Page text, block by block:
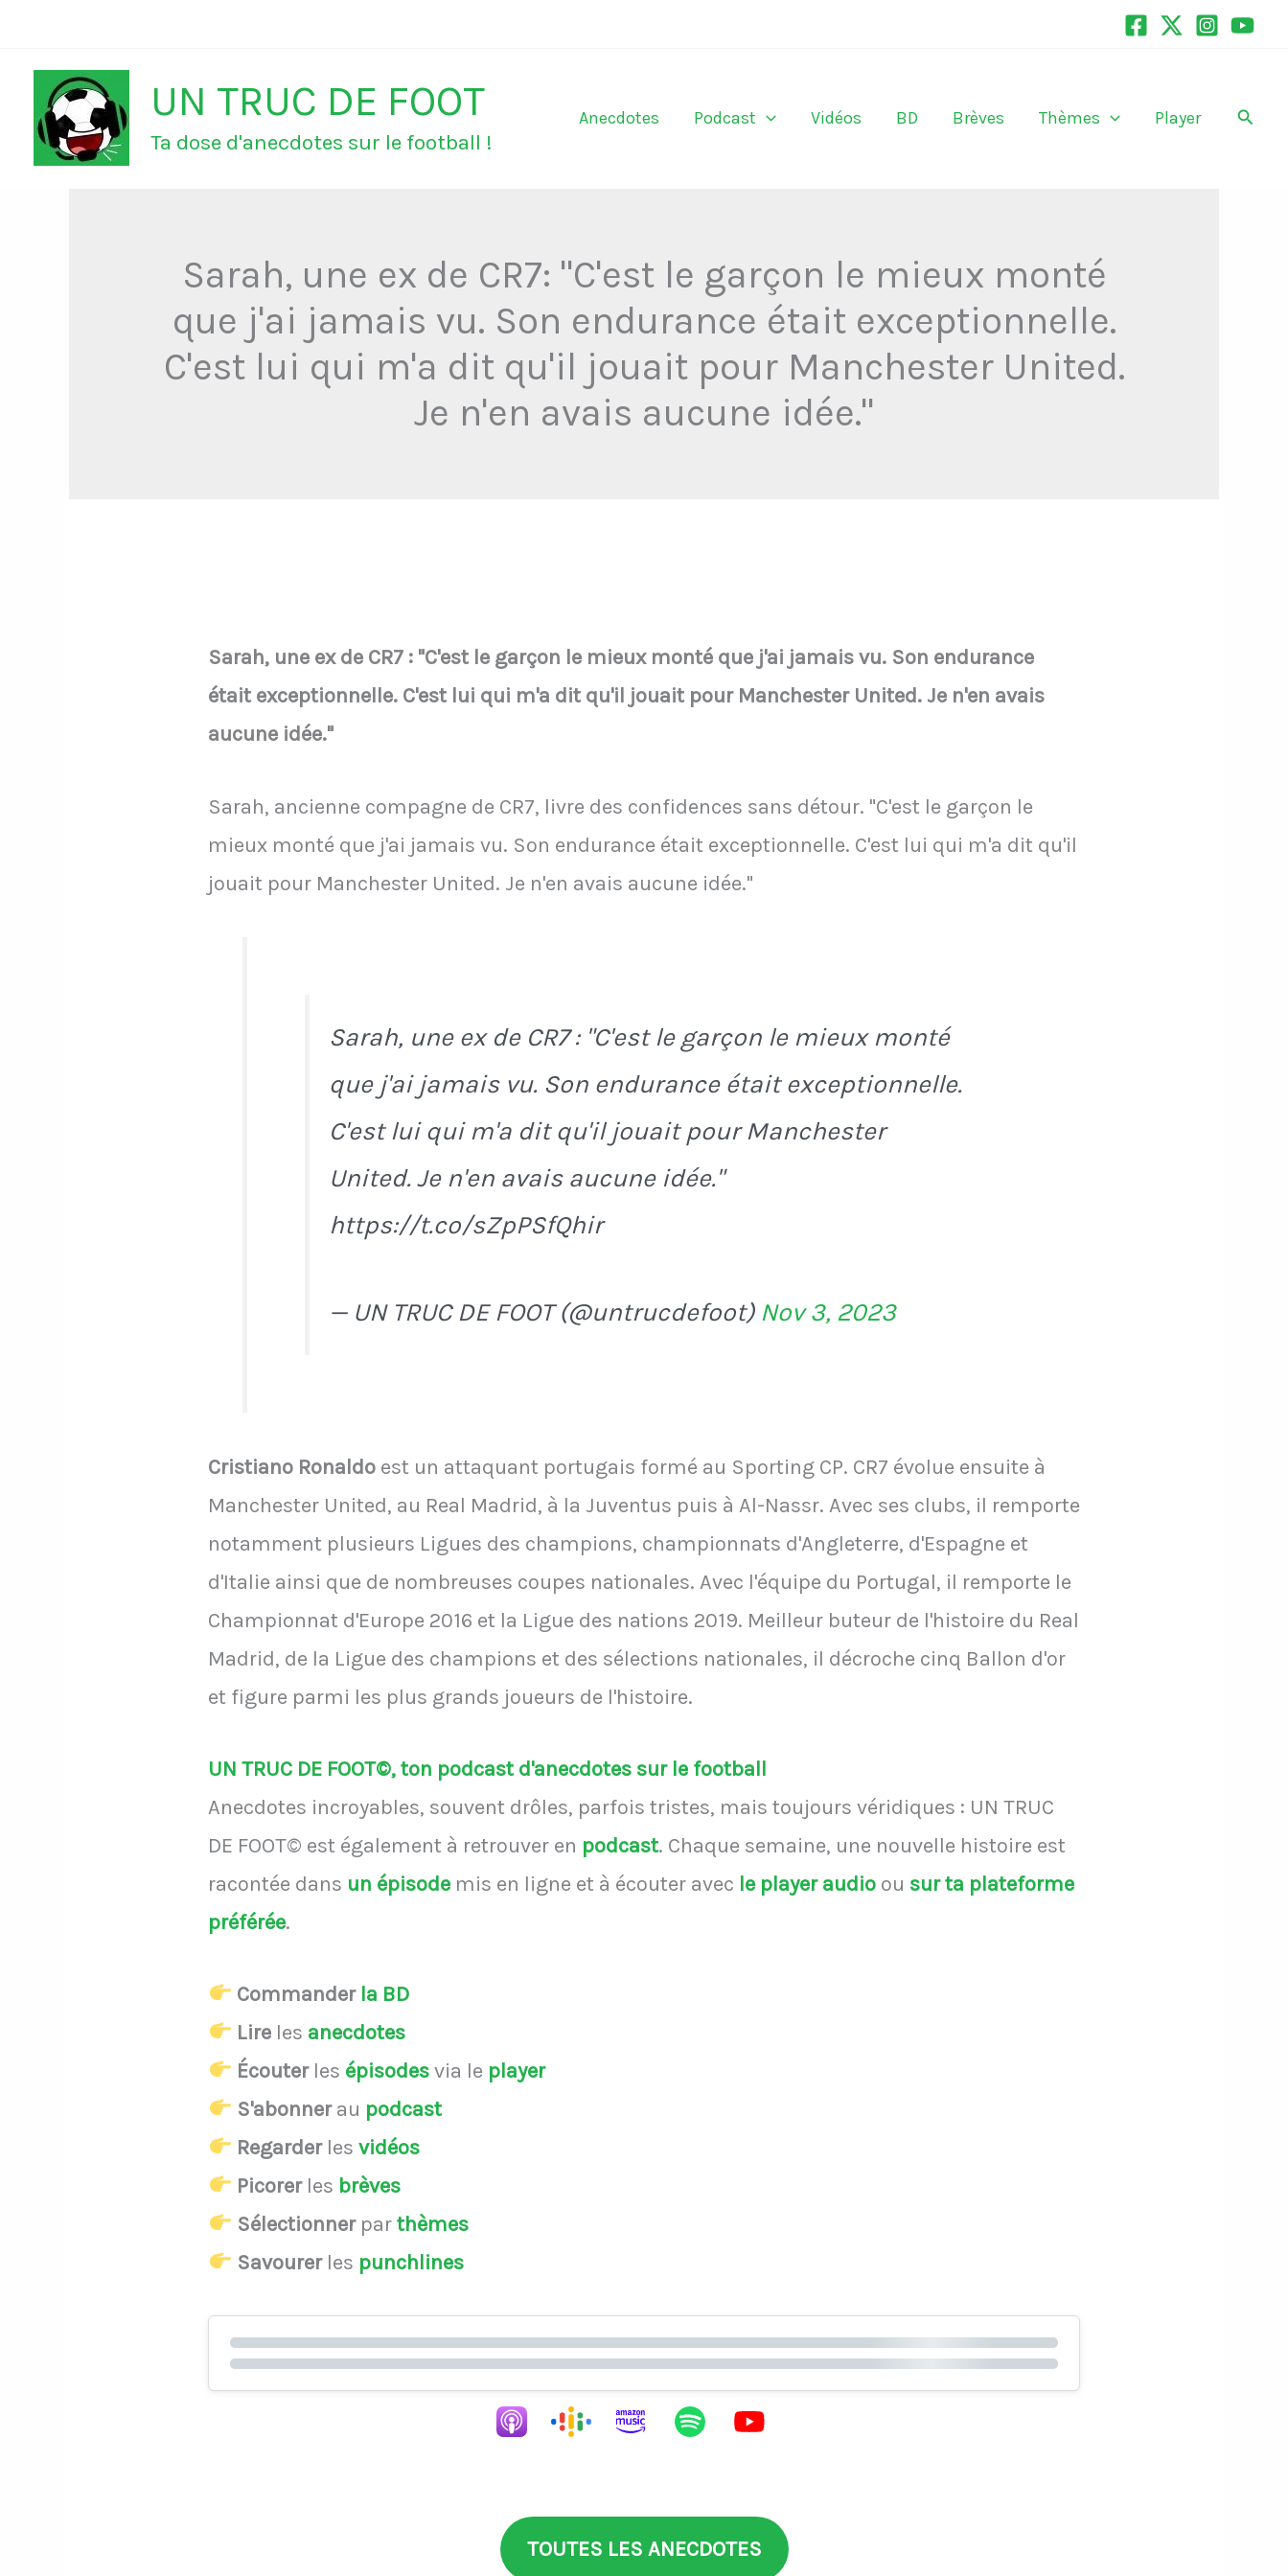
contenu
UN TRUC DE FOOT
Ta dose d'anecdotes sur le football !
Anecdotes Podcast Vidéos BD Brèves Thèmes Player
Sarah, une ex de CR7: "C'est le garçon le mieux monté
que j'ai jamais vu. Son endurance était exceptionnelle.
C'est lui qui m'a dit qu'il jouait pour Manchester United.
Je n'en avais aucune idée."
Sarah, une ex de CR7 : "C'est le garçon le mieux monté que j'ai jamais vu. Son endurance
était exceptionnelle. C'est lui qui m'a dit qu'il jouait pour Manchester United. Je n'en avais
aucune idée."
Sarah, ancienne compagne de CR7, livre des confidences sans détour. "C'est le garçon le
mieux monté que j'ai jamais vu. Son endurance était exceptionnelle. C'est lui qui m'a dit qu'il
jouait pour Manchester United. Je n'en avais aucune idée."
Sarah, une ex de CR7 : "C'est le garçon le mieux monté
que j'ai jamais vu. Son endurance était exceptionnelle.
C'est lui qui m'a dit qu'il jouait pour Manchester
United. Je n'en avais aucune idée."
https://t.co/sZpPSfQhir
— UN TRUC DE FOOT (@untrucdefoot) Nov 3, 2023
Cristiano Ronaldo est un attaquant portugais formé au Sporting CP. CR7 évolue ensuite à
Manchester United, au Real Madrid, à la Juventus puis à Al-Nassr. Avec ses clubs, il remporte
notamment plusieurs Ligues des champions, championnats d'Angleterre, d'Espagne et
d'Italie ainsi que de nombreuses coupes nationales. Avec l'équipe du Portugal, il remporte le
Championnat d'Europe 2016 et la Ligue des nations 2019. Meilleur buteur de l'histoire du Real
Madrid, de la Ligue des champions et des sélections nationales, il décroche cinq Ballon d'or
et figure parmi les plus grands joueurs de l'histoire.
UN TRUC DE FOOT©, ton podcast d'anecdotes sur le football
Anecdotes incroyables, souvent drôles, parfois tristes, mais toujours véridiques : UN TRUC
DE FOOT© est également à retrouver en podcast. Chaque semaine, une nouvelle histoire est
racontée dans un épisode mis en ligne et à écouter avec le player audio ou sur ta plateforme
préférée.
Commander la BD
Lire les anecdotes
Écouterles épisodesvia le player
S'abonnerau podcast
Regarderlesvidéos
Picorerles brèves
Sélectionnerparthèmes
Savourerles punchlines
TOUTES LES ANECDOTES